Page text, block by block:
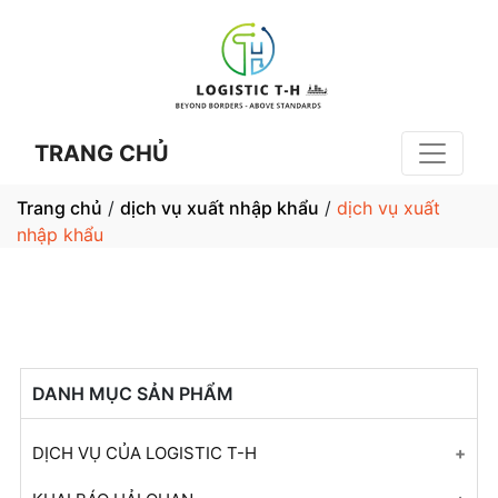
TRANG CHỦ
Trang chủ / dịch vụ xuất nhập khẩu / dịch vụ xuất
nhập khẩu
DANH MỤC SẢN PHẨM
DỊCH VỤ CỦA LOGISTIC T-H
Tư Vấn Khai Báo Hải Quan Cho Tất Cả Mặt Hàng